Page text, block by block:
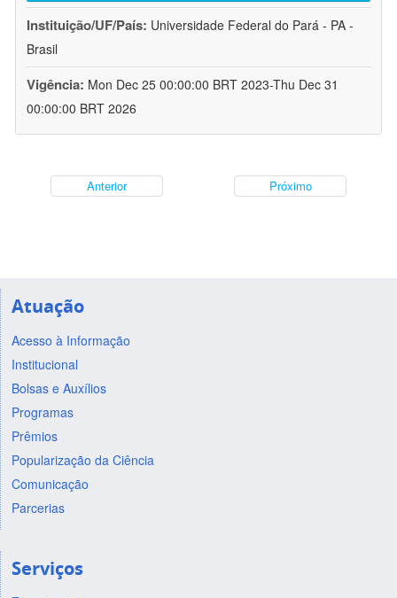
Instituição/UF/País: Universidade Federal do Pará - PA -
Brasil
Vigência: Mon Dec 25 00:00:00 BRT 2023-Thu Dec 31
00:00:00 BRT 2026
Anterior Próximo
Atuação
Acesso à Informação
Institucional
Bolsas e Auxílios
Programas
Prêmios
Popularização da Ciência
Comunicação
Parcerias
Serviços